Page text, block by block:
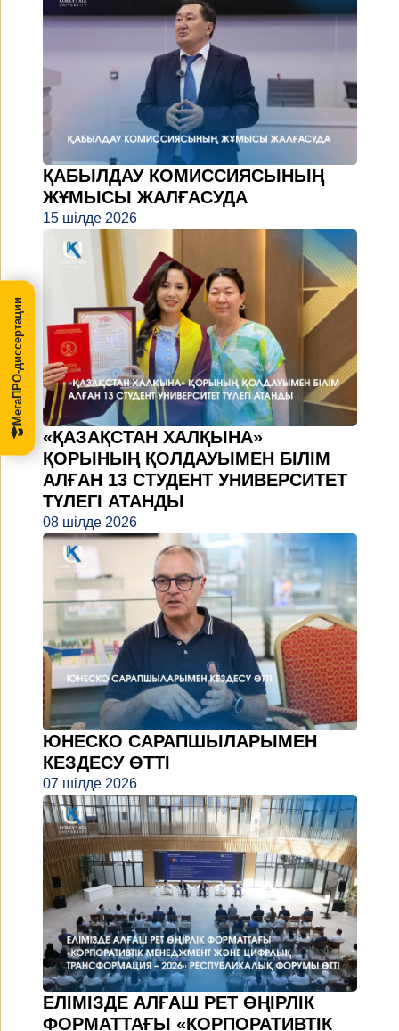
ҚАБЫЛДАУ КОМИССИЯСЫНЫҢ
ЖҰМЫСЫ ЖАЛҒАСУДА
15 шілде 2026
«ҚАЗАҚСТАН ХАЛҚЫНА»
ҚОРЫНЫҢ ҚОЛДАУЫМЕН БІЛІМ
АЛҒАН 13 СТУДЕНТ УНИВЕРСИТЕТ
ТҮЛЕГІ АТАНДЫ
08 шілде 2026
ЮНЕСКО САРАПШЫЛАРЫМЕН
КЕЗДЕСУ ӨТТІ
07 шілде 2026
ЕЛІМІЗДЕ АЛҒАШ РЕТ ӨҢІРЛІК
ФОРМАТТАҒЫ «КОРПОРАТИВТІК
МегаПРО-диссертации